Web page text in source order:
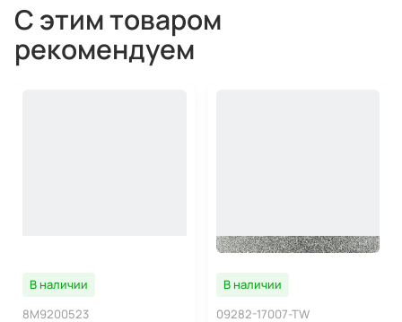
С этим товаром
рекомендуем
В наличии
8M9200523
В наличии
09282-17007-TW